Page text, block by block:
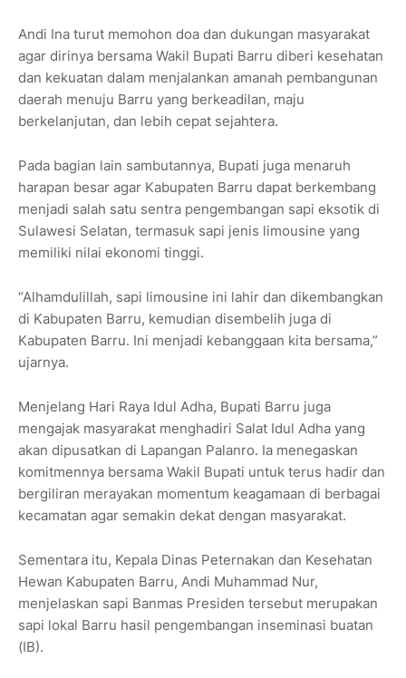
Andi Ina turut memohon doa dan dukungan masyarakat
agar dirinya bersama Wakil Bupati Barru diberi kesehatan
dan kekuatan dalam menjalankan amanah pembangunan
daerah menuju Barru yang berkeadilan, maju
berkelanjutan, dan lebih cepat sejahtera.
Pada bagian lain sambutannya, Bupati juga menaruh
harapan besar agar Kabupaten Barru dapat berkembang
menjadi salah satu sentra pengembangan sapi eksotik di
Sulawesi Selatan, termasuk sapi jenis limousine yang
memiliki nilai ekonomi tinggi.
“Alhamdulillah, sapi limousine ini lahir dan dikembangkan
di Kabupaten Barru, kemudian disembelih juga di
Kabupaten Barru. Ini menjadi kebanggaan kita bersama,”
ujarnya.
Menjelang Hari Raya Idul Adha, Bupati Barru juga
mengajak masyarakat menghadiri Salat Idul Adha yang
akan dipusatkan di Lapangan Palanro. Ia menegaskan
komitmennya bersama Wakil Bupati untuk terus hadir dan
bergiliran merayakan momentum keagamaan di berbagai
kecamatan agar semakin dekat dengan masyarakat.
Sementara itu, Kepala Dinas Peternakan dan Kesehatan
Hewan Kabupaten Barru, Andi Muhammad Nur,
menjelaskan sapi Banmas Presiden tersebut merupakan
sapi lokal Barru hasil pengembangan inseminasi buatan
(IB).